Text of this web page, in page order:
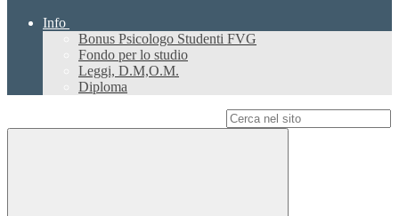
Info
Bonus Psicologo Studenti FVG
Fondo per lo studio
Leggi, D.M,O.M.
Diploma